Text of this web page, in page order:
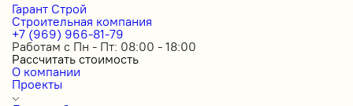
Гарант Строй
Строительная компания
+7 (969) 966-81-79
Работам с Пн - Пт: 08:00 - 18:00
Рассчитать стоимость
О компании
Проекты